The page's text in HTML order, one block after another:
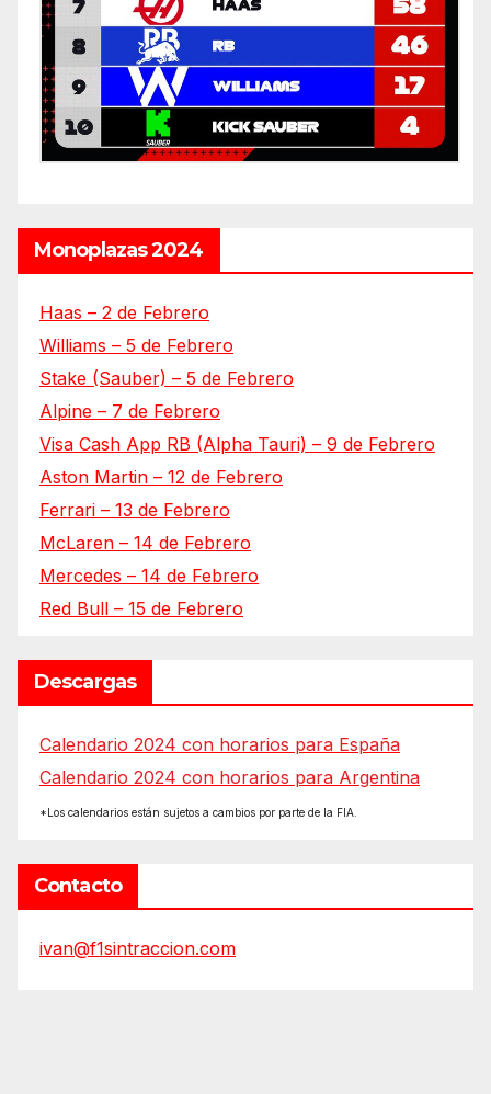
Monoplazas 2024
Haas – 2 de Febrero
Williams – 5 de Febrero
Stake (Sauber) – 5 de Febrero
Alpine – 7 de Febrero
Visa Cash App RB (Alpha Tauri) – 9 de Febrero
Aston Martin – 12 de Febrero
Ferrari – 13 de Febrero
McLaren – 14 de Febrero
Mercedes – 14 de Febrero
Red Bull – 15 de Febrero
Descargas
Calendario 2024 con horarios para España
Calendario 2024 con horarios para Argentina
*Los calendarios están sujetos a cambios por parte de la FIA.
Contacto
ivan@f1sintraccion.com